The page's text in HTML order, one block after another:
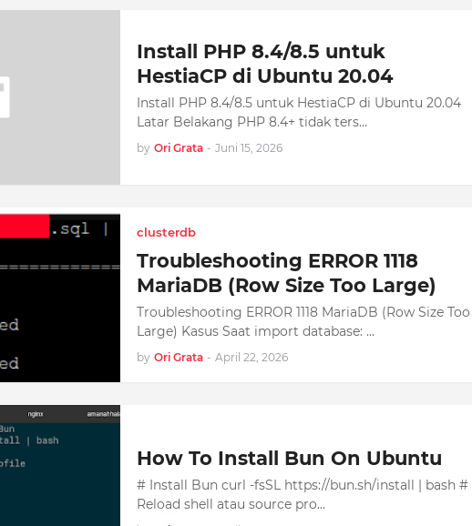
Install PHP 8.4/8.5 untuk
HestiaCP di Ubuntu 20.04
Install PHP 8.4/8.5 untuk HestiaCP di Ubuntu 20.04
Latar Belakang PHP 8.4+ tidak ters…
by Ori Grata - Juni 15, 2026
clusterdb
Troubleshooting ERROR 1118
MariaDB (Row Size Too Large)
Troubleshooting ERROR 1118 MariaDB (Row Size Too
Large) Kasus Saat import database: …
by Ori Grata - April 22, 2026
How To Install Bun On Ubuntu
# Install Bun curl -fsSL https://bun.sh/install | bash #
Reload shell atau source pro…